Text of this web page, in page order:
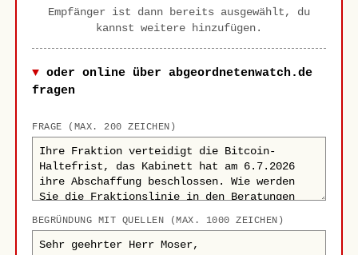
Empfänger ist dann bereits ausgewählt, du
kannst weitere hinzufügen.
oder online über abgeordnetenwatch.de
fragen
FRAGE (MAX. 200 ZEICHEN)
BEGRÜNDUNG MIT QUELLEN (MAX. 1000 ZEICHEN)